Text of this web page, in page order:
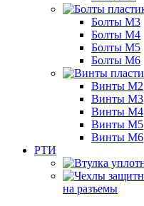
Болты М3
Болты М4
Болты М5
Болты М6
Винты М2
Винты М3
Винты М4
Винты М5
Винты М6
РТИ
на разъемы